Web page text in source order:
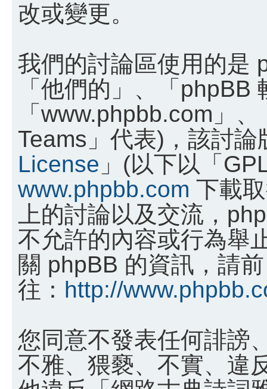
改或變更。
我們的討論區使用的是
「他們的」、「phpBB
「www.phpbb.com」
Teams」代表)，該討論
License 」(以下以「
www.phpbb.com 下載
上的討論以及交流，
不允許的內容或行為舉
關 phpBB 的資訊，請前
往： http://
您同意不發表任何誹謗
不雅、猥褻、不實、違